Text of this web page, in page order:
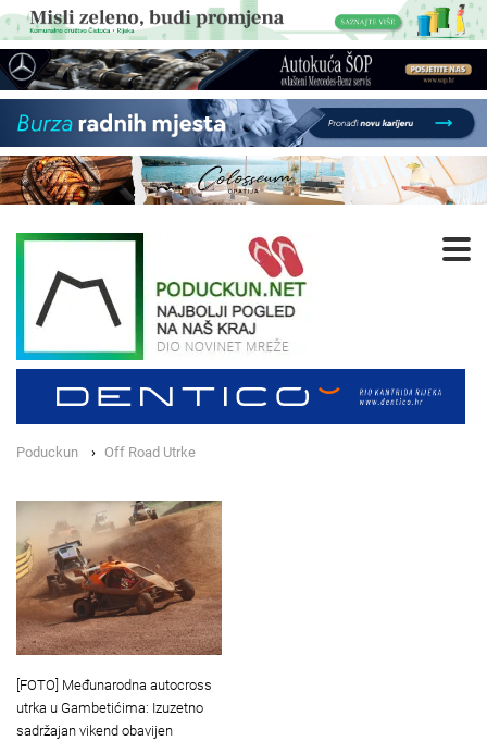
Poduckun Off Road Utrke
[FOTO] Međunarodna autocross
utrka u Gambetićima: Izuzetno
sadržajan vikend obavijen